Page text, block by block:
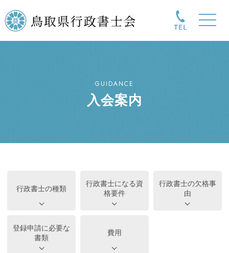
GUIDANCE
入会案内
行政書士の種類
行政書士になる資
格要件
行政書士の欠格事
由
登録申請に必要な
書類
費用